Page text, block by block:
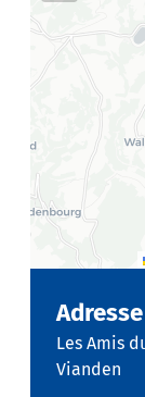
Adresse
Les Amis
Vianden